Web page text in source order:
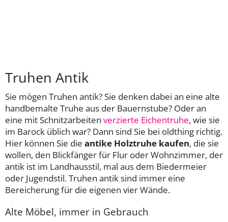
Truhen Antik
Sie mögen Truhen antik? Sie denken dabei an eine alte
handbemalte Truhe aus der Bauernstube? Oder an
eine mit Schnitzarbeiten verzierte Eichentruhe, wie sie
im Barock üblich war? Dann sind Sie bei oldthing richtig.
Hier können Sie die antike Holztruhe kaufen, die sie
wollen, den Blickfänger für Flur oder Wohnzimmer, der
antik ist im Landhausstil, mal aus dem Biedermeier
oder Jugendstil. Truhen antik sind immer eine
Bereicherung für die eigenen vier Wände.
Alte Möbel, immer in Gebrauch